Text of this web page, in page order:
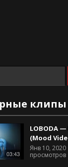
клипы
03:43
LOBODA
(Mood
Янв 10, 2020
просмотров